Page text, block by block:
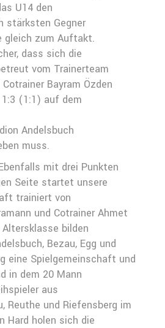
U14 den
stärksten Gegner
gleich zum Auftakt.
dass sich die
vom Trainerteam
Bayram Özden
(1:1) auf dem
Andelsbuch
muss.
mit drei Punkten
Seite startet unsere
trainiert von
und Cotrainer Ahmet
bilden
Bezau, Egg und
eine Spielgemeinschaft und
in dem 20 Mann
aus
Reuthe und Riefensberg im
Hard holen sich die